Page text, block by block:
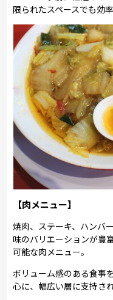
限られたスペースでも効
【肉メニュー】
焼肉、ステーキ、ハンバ
味のバリエーションが豊
可能な肉メニュー。
ボリューム感のある食事
心に、幅広い層に支持さ